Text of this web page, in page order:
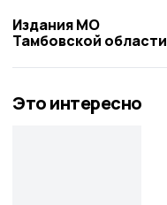
Издания МО
Тамбовской области
Это интересно